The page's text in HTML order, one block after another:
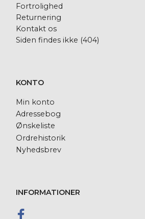
Fortrolighed
Returnering
Kontakt os
Siden findes ikke (404)
KONTO
Min konto
Adressebog
Ønskeliste
Ordrehistorik
Nyhedsbrev
INFORMATIONER